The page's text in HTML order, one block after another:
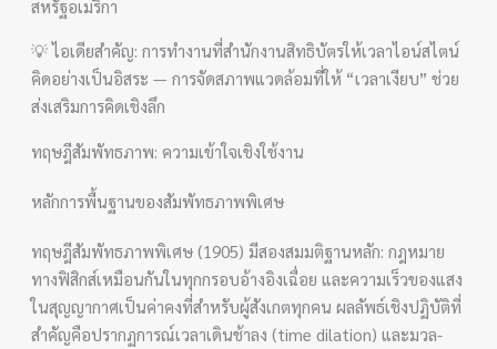
สหรัฐอเมริกา
💡 ไอเดียสำคัญ: การทำงานที่สำนักงานสิทธิบัตรให้เวลาไอน์สไตน์
คิดอย่างเป็นอิสระ — การจัดสภาพแวดล้อมที่ให้ “เวลาเงียบ” ช่วย
ส่งเสริมการคิดเชิงลึก
ทฤษฎีสัมพัทธภาพ: ความเข้าใจเชิงใช้งาน
หลักการพื้นฐานของสัมพัทธภาพพิเศษ
ทฤษฎีสัมพัทธภาพพิเศษ (1905) มีสองสมมติฐานหลัก: กฎหมาย
ทางฟิสิกส์เหมือนกันในทุกกรอบอ้างอิงเฉื่อย และความเร็วของแสง
ในสุญญากาศเป็นค่าคงที่สำหรับผู้สังเกตทุกคน ผลลัพธ์เชิงปฏิบัติที่
สำคัญคือปรากฏการณ์เวลาเดินช้าลง (time dilation) และมวล-